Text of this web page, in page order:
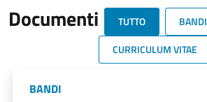
Documenti TUTTO
BANDI
CURRICULUM VITAE
BANDI